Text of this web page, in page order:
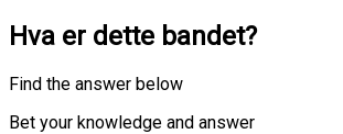
Hva er dette bandet?
Find the answer below
Bet your knowledge and answer